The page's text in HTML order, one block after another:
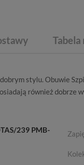
stylu. Obuwie
również dobrze
239 PMB-